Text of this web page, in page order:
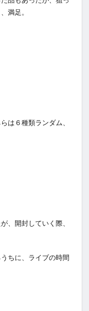
満足。
は６種類ランダム、
、開封していく際、
ちに、ライブの時間